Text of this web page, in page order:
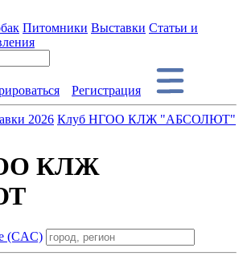
Питомники Выставки Статьи и
Регистрация
2026 Клуб НГОО КЛЖ "АБСОЛЮТ"
КЛЖ
(CAC)